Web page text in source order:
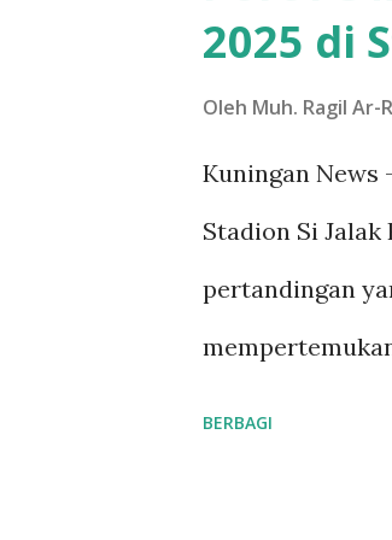
80.000 koperasi
panduan yang
baru untuk
menyatakan
dengan
"Kopdes akan
2025 di
Oleh Muh. Ragil Ar-
Kuningan News
Stadion Si
pertandingan
BERBAGI